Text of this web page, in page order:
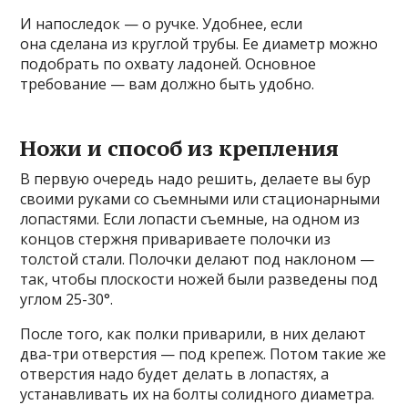
И напоследок — о ручке. Удобнее, если
она сделана из круглой трубы. Ее диаметр можно
подобрать по охвату ладоней. Основное
требование — вам должно быть удобно.
Ножи и способ из крепления
В первую очередь надо решить, делаете вы бур
своими руками со съемными или стационарными
лопастями. Если лопасти съемные, на одном из
концов стержня привариваете полочки из
толстой стали. Полочки делают под наклоном —
так, чтобы плоскости ножей были разведены под
углом 25-30°.
После того, как полки приварили, в них делают
два-три отверстия — под крепеж. Потом такие же
отверстия надо будет делать в лопастях, а
устанавливать их на болты солидного диаметра.